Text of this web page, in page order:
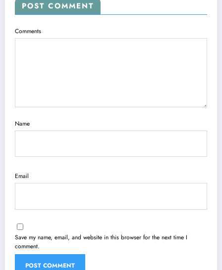
POST COMMENT
Comments
Name
Email
Save my name, email, and website in this browser for the next time I
comment.